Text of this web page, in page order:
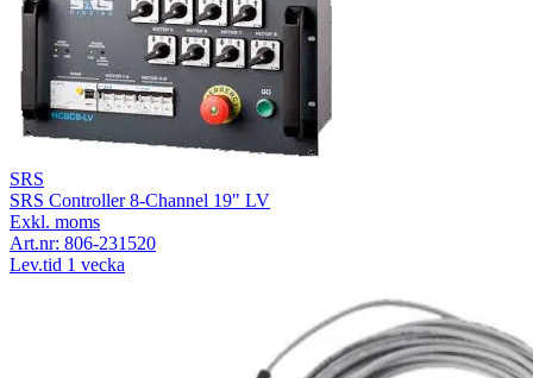
SRS
SRS Controller 8-Channel 19" LV
Exkl. moms
Art.nr: 806-231520
Lev.tid 1 vecka